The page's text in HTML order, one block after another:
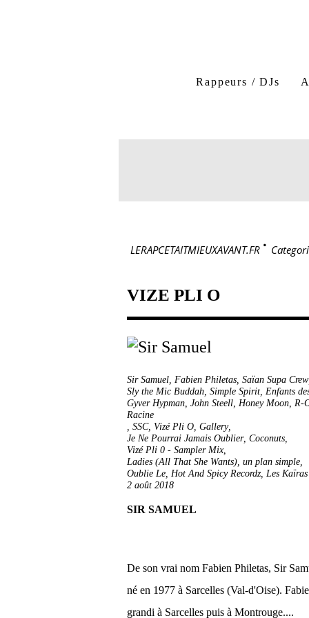
Rappeurs / DJs
LERAPCETAITMIEUXAVANT.FR >
VIZE PLI O
Sir Samuel, Fabien Philetas, Saïan Supa Crew
Sly the Mic Buddah, Simple Spirit, Enfants
Gyver Hypman, John Steell, Honey Moon, R-
Racine
, SSC, Vizé Pli O, Gallery,
Je Ne Pourrai Jamais Oublier, Coconuts,
Vizé Pli 0 - Sampler Mix,
Ladies (All That She Wants), un plan simple,
Oublie Le, Hot And Spicy Recordz, Les Kaïras
2 août 2018
SIR SAMUEL
De son vrai nom Fabien Philetas, Sir
né en 1977 à Sarcelles (Val-d'Oise).
grandi à Sarcelles puis à Montrouge....